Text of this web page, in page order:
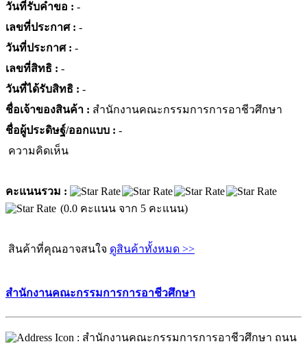
วันที่รับคำขอ : -
เลขที่ประกาศ : -
วันที่ประกาศ : -
เลขที่สิทธิ : -
วันที่ได้รับสิทธิ : -
ชื่อเจ้าของสินค้า : สำนักงานคณะกรรมการการอาชีวศึกษา
ชื่อผู้ประดิษฐ์/ออกแบบ : -
ความคิดเห็น
คะแนนรวม :
(0.0 คะแนน จาก 5 คะแนน)
สินค้าที่คุณอาจสนใจ ดูสินค้าทั้งหมด >>
สำนักงานคณะกรรมการการอาชีวศึกษา
: สำนักงานคณะกรรมการการอาชีวศึกษา ถนน